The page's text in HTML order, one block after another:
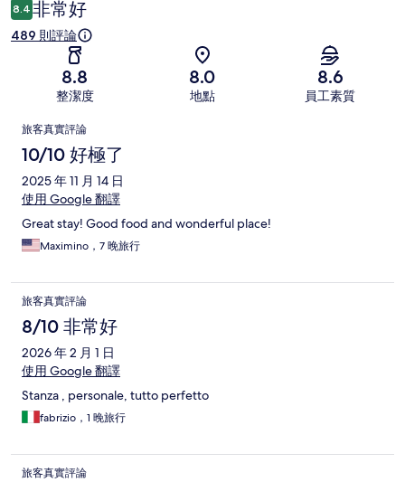
8.4 非常好
489 則評論
8.8
整潔度
8.0
地點
8.6
員工素質
評
論
旅客真實評論
10/10 好極了
2025 年 11 月 14 日
使用 Google 翻譯
Great stay! Good food and wonderful place!
Maximino，7 晚旅行
旅客真實評論
8/10 非常好
2026 年 2 月 1 日
使用 Google 翻譯
Stanza , personale, tutto perfetto
fabrizio，1 晚旅行
旅客真實評論